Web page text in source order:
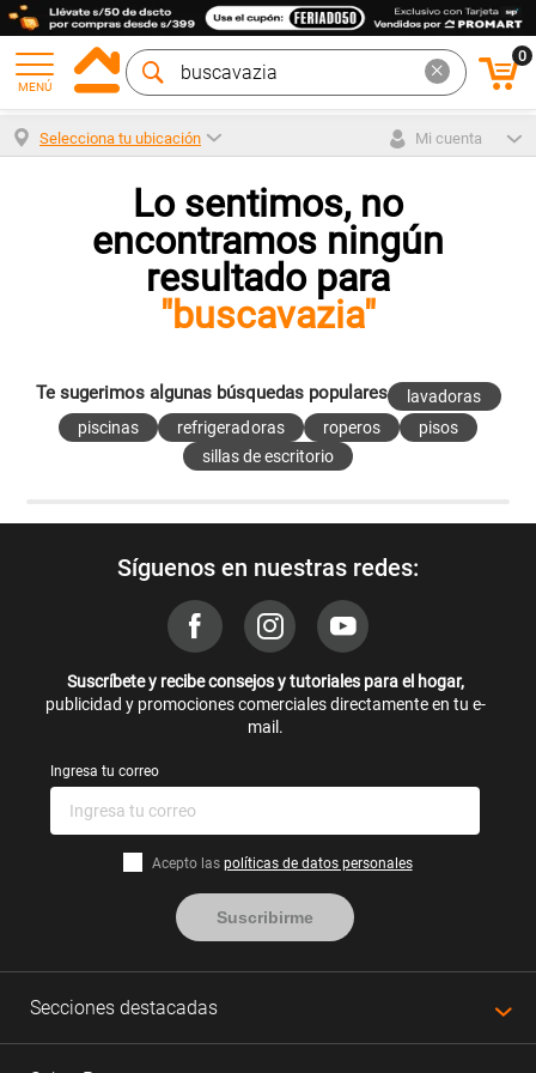
MENÚ
0
Selecciona tu ubicación Mi cuenta
Lo sentimos, no
encontramos ningún
resultado para
"buscavazia"
Te sugerimos algunas búsquedas populares
lavadoras
piscinas
refrigeradoras roperos
pisos
sillas de escritorio
Síguenos en nuestras redes:
Suscríbete y recibe consejos y tutoriales para el hogar,
publicidad y promociones comerciales directamente en tu e-
mail.
Ingresa tu correo
Acepto las políticas de datos personales
Suscribirme
Secciones destacadas